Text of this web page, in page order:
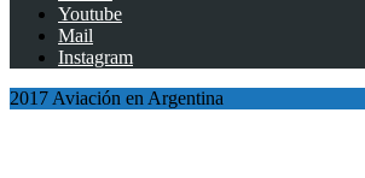
Youtube
Mail
Instagram
2017 Aviación en Argentina